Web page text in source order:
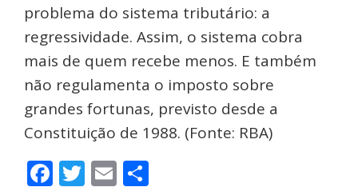
problema do sistema tributário: a
regressividade. Assim, o sistema cobra
mais de quem recebe menos. E também
não regulamenta o imposto sobre
grandes fortunas, previsto desde a
Constituição de 1988. (Fonte: RBA)
Facebook
Twitter
Email